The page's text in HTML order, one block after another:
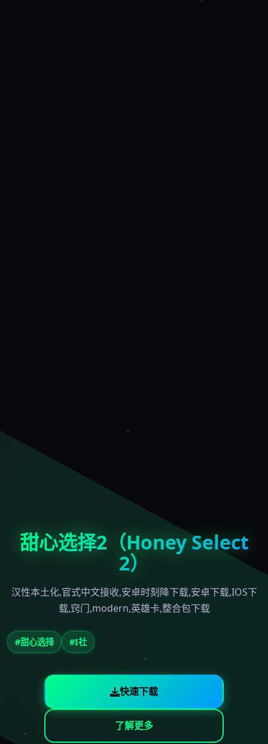
甜心选择2（Honey Select
2）
汉性本土化,官式中文接收,安卓时刻降下载,安卓下载,IOS下
载,窍门,modern,英雄卡,整合包下载
#甜心选择 #I社
快速下载
了解更多